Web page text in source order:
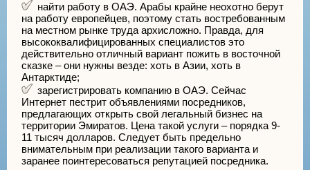
найти работу в ОАЭ. Арабы крайне неохотно берут
на работу европейцев, поэтому стать востребованным
на местном рынке труда архисложно. Правда, для
высококвалифицированных специалистов это
действительно отличный вариант пожить в восточной
сказке – они нужны везде: хоть в Азии, хоть в
Антарктиде;
зарегистрировать компанию в ОАЭ. Сейчас
Интернет пестрит объявлениями посредников,
предлагающих открыть свой легальный бизнес на
территории Эмиратов. Цена такой услуги – порядка 9-
11 тысяч долларов. Следует быть предельно
внимательным при реализации такого варианта и
заранее поинтересоваться репутацией посредника.